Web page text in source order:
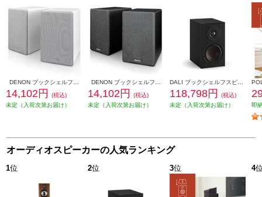
DENON ブックシェルフスピーカー 2ウェイシステム ホワイト SCN10-WTEM
14,102円
(税込)
未定（入荷次第お届け）
DENON ブックシェルフスピーカー 2ウェイシステム ブラック SCN10-BKEM
14,102円
(税込)
未定（入荷次第お届け）
DALI ブックシェルフスピーカー(2個) OPTICON1mk2 Satin Black色 OPTICON1mk2-SB
118,798円
(税込)
未定（入荷次第お届け）
即
オーディオスピーカーの人気ランキング
1位 2位 3位 4